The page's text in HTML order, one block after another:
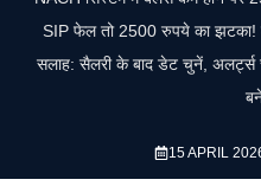
SIP फेल तो 2500 रुपये का झटका!
सलाह: सैलरी के बाद डेट चुनें,
15 APRIL